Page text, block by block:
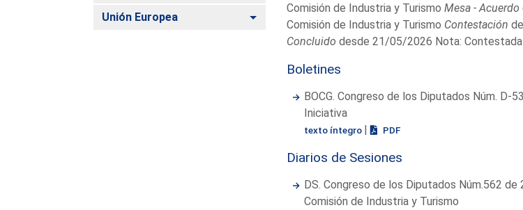
Unión Europea Alternar
Comisión de Industria y Turismo Mesa - Acuerdo
Comisión de Industria y Turismo Contestación
Concluido desde 21/05/2026 Nota:
Boletines
BOCG. Congreso de los Diputados Núm. D-
Iniciativa
texto íntegro | PDF
Diarios de Sesiones
DS. Congreso de los Diputados Núm.562
Comisión de Industria y Turismo